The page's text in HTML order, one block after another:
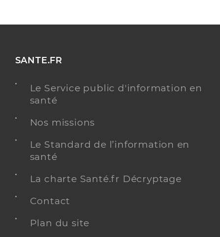
SANTE.FR
Le Service public d'information en
santé
Nos missions
Le Standard de l’information en
santé
La charte Santé.fr Décryptage
Contact
Plan du site